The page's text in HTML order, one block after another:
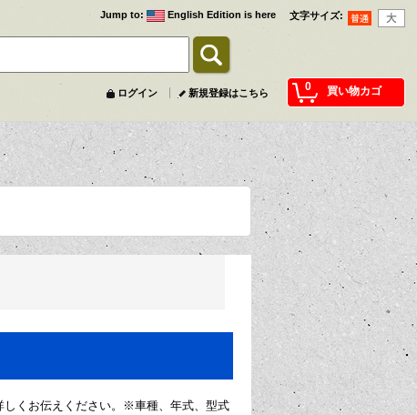
文字サイズ:
Jump to: English Edition is here
0 買い物カゴ
ログイン 新規登録はこちら
しくお伝えください。※車種、年式、型式